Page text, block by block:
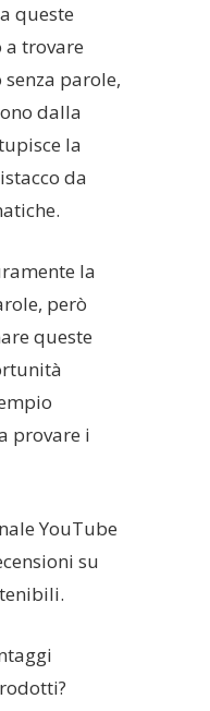
queste
a trovare
parole,
dalla
la
da
la
però
queste
provare i
YouTube
su